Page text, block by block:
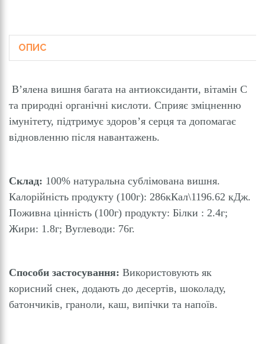
ОПИС
В’ялена вишня багата на антиоксиданти, вітамін C
та природні органічні кислоти. Сприяє зміцненню
імунітету, підтримує здоров’я серця та допомагає
відновленню після навантажень.
Склад: 100% натуральна сублімована вишня.
Калорійність продукту (100г): 286кКал\1196.62 кДж.
Поживна цінність (100г) продукту: Білки : 2.4г;
Жири: 1.8г; Вуглеводи: 76г.
Способи застосування: Використовують як
корисний снек, додають до десертів, шоколаду,
батончиків, граноли, каш, випічки та напоїв.